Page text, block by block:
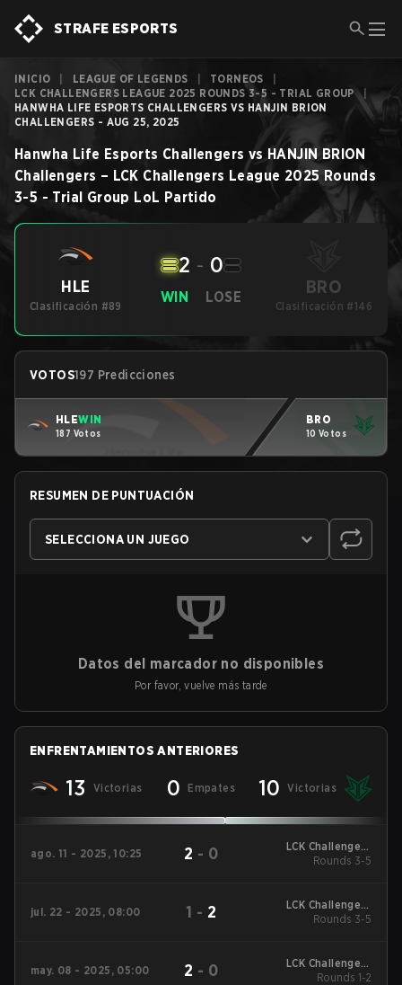
STRAFE ESPORTS
INICIO LEAGUE OF LEGENDS TORNEOS
LCK CHALLENGERS LEAGUE 2025 ROUNDS 3-5 - TRIAL GROUP
HANWHA LIFE ESPORTS CHALLENGERS VS HANJIN BRION
CHALLENGERS - AUG 25, 2025
Hanwha Life Esports Challengers vs HANJIN BRION
Challengers – LCK Challengers League 2025 Rounds
3-5 - Trial Group LoL Partido
HLE
Clasificación #89
WIN
2 - 0
LOSE BRO
Clasificación #146
VOTOS197 Predicciones
HLEWIN
187 Votos
BRO
10 Votos
RESUMEN DE PUNTUACIÓN
SELECCIONA UN JUEGO
Datos del marcador no disponibles
Por favor, vuelve más tarde
ENFRENTAMIENTOS ANTERIORES
13 Victorias 0 Empates 10 Victorias
ago. 11 - 2025, 10:25 2 - 0
LCK Challengers
League 2025 Rounds
Rounds 3-5
jul. 22 - 2025, 08:00 1 - 2
LCK Challengers
League 2025 Rounds
Rounds 3-5
may. 08 - 2025, 05:00 2 - 0
LCK Challengers
League 2025 Rounds
Rounds 1-2